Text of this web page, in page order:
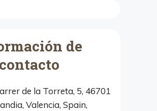
de
contacto
de la Torreta, 5, 46701
Valencia, Spain,